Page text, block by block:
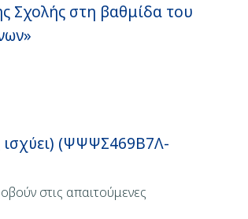
Σχολής στη βαθμίδα του
(ΨΨΨΣ469Β7Λ-
στις απαιτούμενες